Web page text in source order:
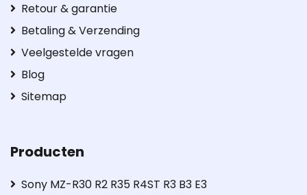
Retour & garantie
Betaling & Verzending
Veelgestelde vragen
Blog
Sitemap
Producten
Sony MZ-R30 R2 R35 R4ST R3 B3 E3